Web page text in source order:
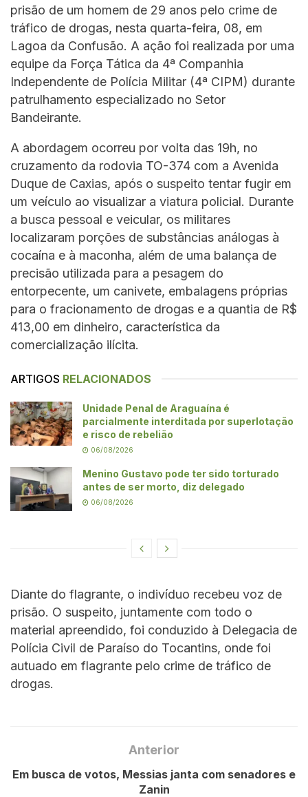
prisão de um homem de 29 anos pelo crime de
tráfico de drogas, nesta quarta-feira, 08, em
Lagoa da Confusão. A ação foi realizada por uma
equipe da Força Tática da 4ª Companhia
Independente de Polícia Militar (4ª CIPM) durante
patrulhamento especializado no Setor
Bandeirante.
A abordagem ocorreu por volta das 19h, no
cruzamento da rodovia TO-374 com a Avenida
Duque de Caxias, após o suspeito tentar fugir em
um veículo ao visualizar a viatura policial. Durante
a busca pessoal e veicular, os militares
localizaram porções de substâncias análogas à
cocaína e à maconha, além de uma balança de
precisão utilizada para a pesagem do
entorpecente, um canivete, embalagens próprias
para o fracionamento de drogas e a quantia de R$
413,00 em dinheiro, característica da
comercialização ilícita.
ARTIGOS RELACIONADOS
Unidade Penal de Araguaína é
parcialmente interditada por superlotação
e risco de rebelião
06/08/2026
Menino Gustavo pode ter sido torturado
antes de ser morto, diz delegado
06/08/2026
Diante do flagrante, o indivíduo recebeu voz de
prisão. O suspeito, juntamente com todo o
material apreendido, foi conduzido à Delegacia de
Polícia Civil de Paraíso do Tocantins, onde foi
autuado em flagrante pelo crime de tráfico de
drogas.
Anterior
Em busca de votos, Messias janta com senadores e
Zanin